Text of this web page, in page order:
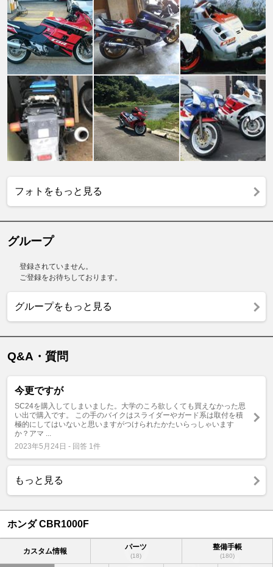
フォトをもっと見る
グループ
登録されていません。
ご登録をお待ちしております。
グループをもっと見る
Q&A・質問
今更ですが
SC24を購入してしまいました。大学のころ欲しくても買えなかった思
い出で購入です。 この手のバイクはスライダーやガード系は取付を積
極的にしてはいないと思いますがつけられたかたいらっしゃいます
か？アマ ...
2023年5月24日 - 回答 1件
もっと見る
ホンダ CBR1000F
カスタム情報 パーツ
(18)
整備手帳
(180)